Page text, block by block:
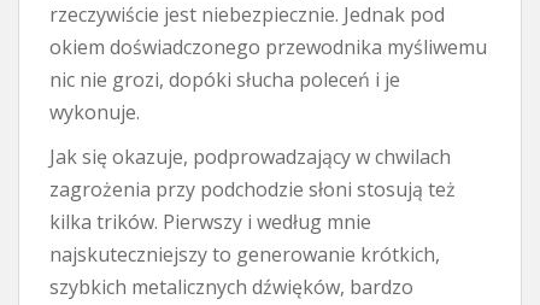
rzeczywiście jest niebezpiecznie. Jednak pod
okiem doświadczonego przewodnika myśliwemu
nic nie grozi, dopóki słucha poleceń i je
wykonuje.
Jak się okazuje, podprowadzający w chwilach
zagrożenia przy podchodzie słoni stosują też
kilka trików. Pierwszy i według mnie
najskuteczniejszy to generowanie krótkich,
szybkich metalicznych dźwięków, bardzo